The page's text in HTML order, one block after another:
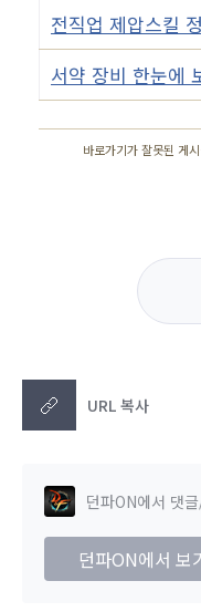
전직업 제압스킬
서약 장비 한눈에
바로가기가 잘못된 게
URL 복사
던파ON에서 댓
던파ON에서 보